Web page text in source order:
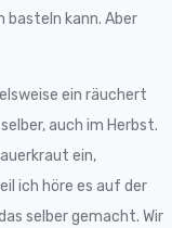
basteln kann. Aber
ein räuchert
auch im Herbst.
ein,
ich höre es auf der
selber gemacht. Wir